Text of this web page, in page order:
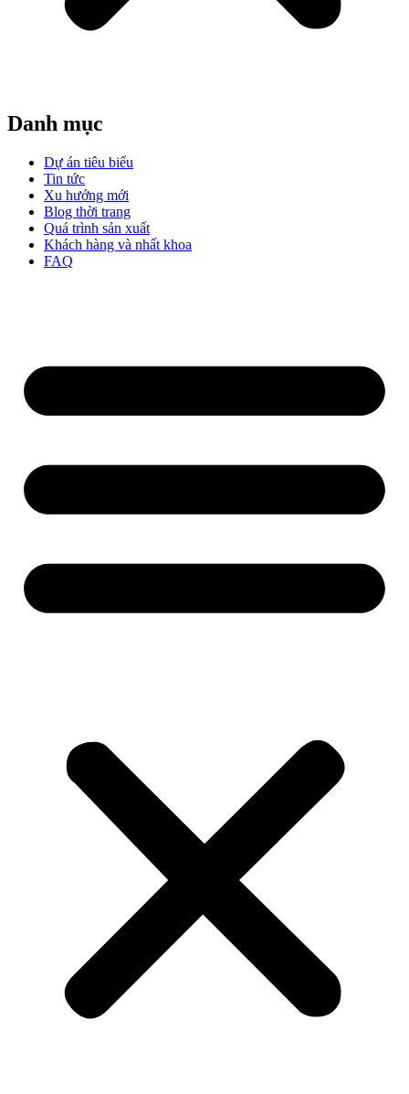
Danh mục
Dự án tiêu biểu
Tin tức
Xu hướng mới
Blog thời trang
Quá trình sản xuất
Khách hàng và nhất khoa
FAQ